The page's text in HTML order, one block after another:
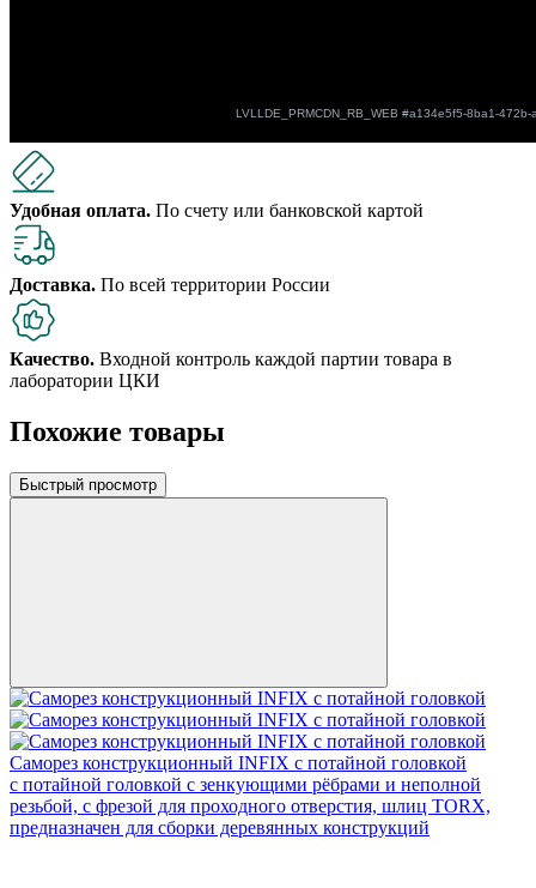
Удобная оплата. По счету или банковской картой
Доставка. По всей территории России
Качество. Входной контроль каждой партии товара в
лаборатории ЦКИ
Похожие товары
Быстрый просмотр
Саморез конструкционный INFIX с потайной головкой
c потайной головкой с зенкующими рёбрами и неполной
резьбой, с фрезой для проходного отверстия, шлиц TORX,
предназначен для сборки деревянных конструкций